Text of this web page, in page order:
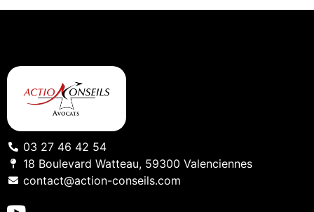
03 27 46 42 54
18 Boulevard Watteau, 59300 Valenciennes
contact@action-conseils.com